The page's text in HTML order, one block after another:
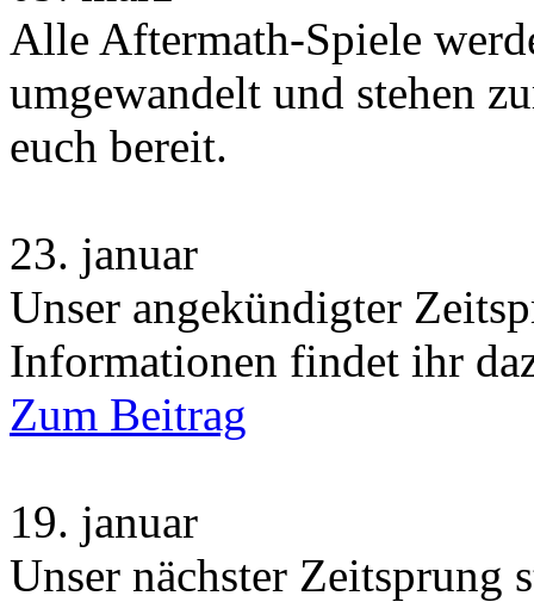
Alle Aftermath-Spiele
umgewandelt und stehen
euch bereit.
23. januar
Unser angekündigter
Informationen findet ihr
Zum Beitrag
19. januar
Unser nächster Zeitsprung